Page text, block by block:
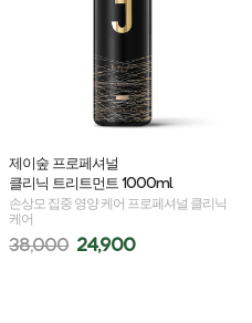
제이숲 프로페셔널
클리닉 트리트먼트 1000ml
손상모 집중 영양 케어 프로페셔널 클리닉
케어
38,000 24,900